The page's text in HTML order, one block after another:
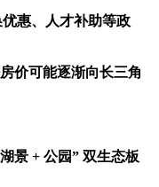
惠、人才补助等政
价可能逐渐向长三角
景 + 公园” 双生态板